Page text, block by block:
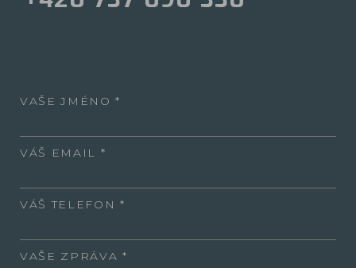
VAŠE JMÉNO
VÁŠ EMAIL
VÁŠ TELEFON
VAŠE ZPRÁVA